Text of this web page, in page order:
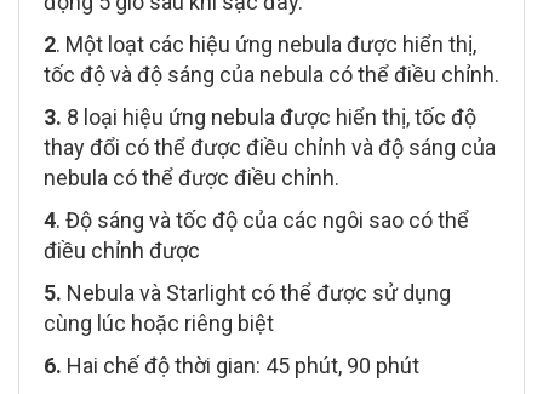
2. Một loạt các hiệu ứng nebula được hiển thị,
tốc độ và độ sáng của nebula có thể điều chỉnh.
3. 8 loại hiệu ứng nebula được hiển thị, tốc độ
thay đổi có thể được điều chỉnh và độ sáng của
nebula có thể được điều chỉnh.
4. Độ sáng và tốc độ của các ngôi sao có thể
điều chỉnh được
5. Nebula và Starlight có thể được sử dụng
cùng lúc hoặc riêng biệt
6. Hai chế độ thời gian: 45 phút, 90 phút